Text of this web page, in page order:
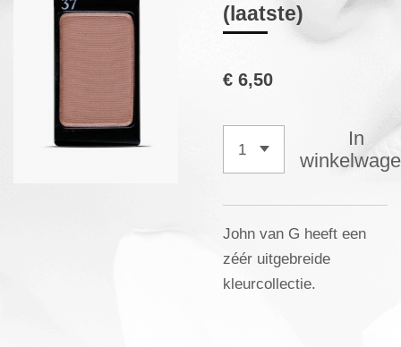
(laatste)
€ 6,50
In
John van G heeft een
zéér uitgebreide
kleurcollectie.